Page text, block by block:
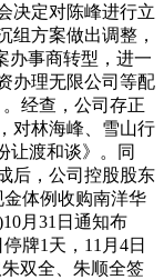
决定对陈峰进行立
组方案做出调整，
办事商转型，进一
办理无限公司等配
经查，公司存正
对林海峰、雪山行
让渡和谈》。同
后，公司控股股东
体例收购南洋华
月31日通知布
牌1天，11月4日
双全、朱顺全签